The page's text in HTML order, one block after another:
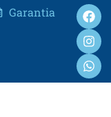
Garantia